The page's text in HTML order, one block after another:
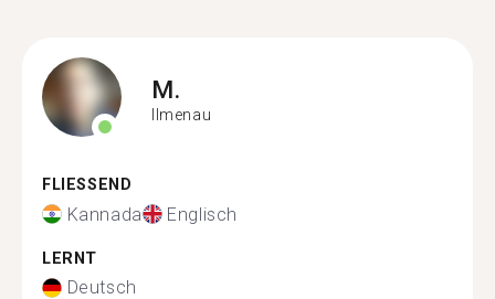
M.
Ilmenau
FLIESSEND
Kannada Englisch
LERNT
Deutsch